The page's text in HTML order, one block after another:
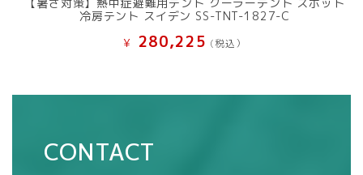
冷房テント スイデン SS-TNT-1827-C
¥ 280,225 (税込）
CONTACT